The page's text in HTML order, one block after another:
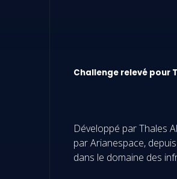
Challenge relevé pour
Développé par Thales
par Arianespace,
dans le domaine des